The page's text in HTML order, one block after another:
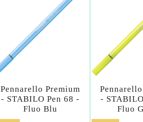
Pennarello Premium
- STABILO Pen 68 -
Fluo Blu
-
Fluo